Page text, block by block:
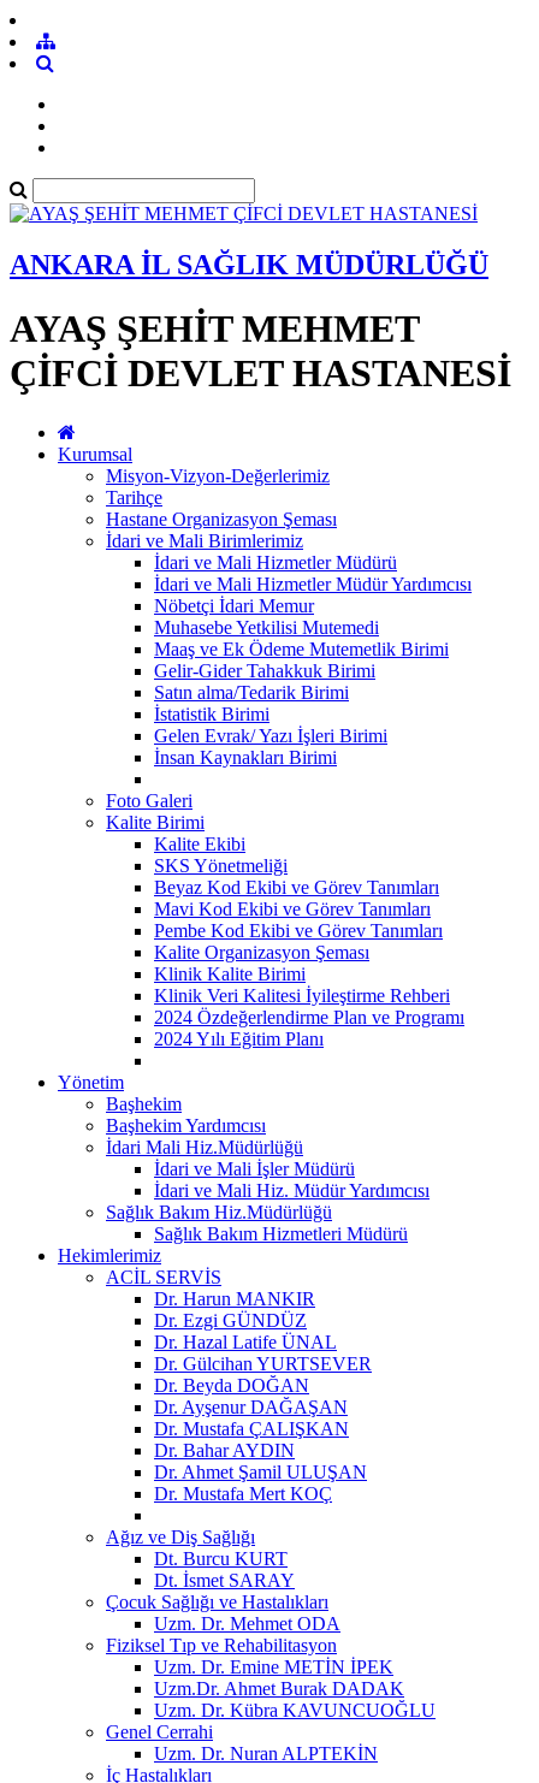
ANKARA İL SAĞLIK MÜDÜRLÜĞÜ
AYAŞ ŞEHİT MEHMET
ÇİFCİ DEVLET HASTANESİ
Kurumsal
Misyon-Vizyon-Değerlerimiz
Tarihçe
Hastane Organizasyon Şeması
İdari ve Mali Birimlerimiz
İdari ve Mali Hizmetler Müdürü
İdari ve Mali Hizmetler Müdür Yardımcısı
Nöbetçi İdari Memur
Muhasebe Yetkilisi Mutemedi
Maaş ve Ek Ödeme Mutemetlik Birimi
Gelir-Gider Tahakkuk Birimi
Satın alma/Tedarik Birimi
İstatistik Birimi
Gelen Evrak/ Yazı İşleri Birimi
İnsan Kaynakları Birimi
Foto Galeri
Kalite Birimi
Kalite Ekibi
SKS Yönetmeliği
Beyaz Kod Ekibi ve Görev Tanımları
Mavi Kod Ekibi ve Görev Tanımları
Pembe Kod Ekibi ve Görev Tanımları
Kalite Organizasyon Şeması
Klinik Kalite Birimi
Klinik Veri Kalitesi İyileştirme Rehberi
2024 Özdeğerlendirme Plan ve Programı
2024 Yılı Eğitim Planı
Yönetim
Başhekim
Başhekim Yardımcısı
İdari Mali Hiz.Müdürlüğü
İdari ve Mali İşler Müdürü
İdari ve Mali Hiz. Müdür Yardımcısı
Sağlık Bakım Hiz.Müdürlüğü
Sağlık Bakım Hizmetleri Müdürü
Hekimlerimiz
ACİL SERVİS
Dr. Harun MANKIR
Dr. Ezgi GÜNDÜZ
Dr. Hazal Latife ÜNAL
Dr. Gülcihan YURTSEVER
Dr. Beyda DOĞAN
Dr. Ayşenur DAĞAŞAN
Dr. Mustafa ÇALIŞKAN
Dr. Bahar AYDIN
Dr. Ahmet Şamil ULUŞAN
Dr. Mustafa Mert KOÇ
Ağız ve Diş Sağlığı
Dt. Burcu KURT
Dt. İsmet SARAY
Çocuk Sağlığı ve Hastalıkları
Uzm. Dr. Mehmet ODA
Fiziksel Tıp ve Rehabilitasyon
Uzm. Dr. Emine METİN İPEK
Uzm.Dr. Ahmet Burak DADAK
Uzm. Dr. Kübra KAVUNCUOĞLU
Genel Cerrahi
Uzm. Dr. Nuran ALPTEKİN
İç Hastalıkları